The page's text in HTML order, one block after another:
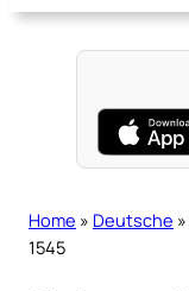
Home » Deutsche »
1545